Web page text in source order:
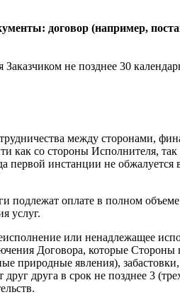
договор (например,
Заказчиком не позднее 30
между сторонами,
со стороны Исполнителя,
первой инстанции не
подлежат оплате в полном
услуг.
или ненадлежащее
Договора, которые
природные явления),
друга в срок не позднее 3